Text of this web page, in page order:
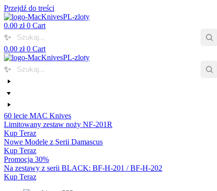
Przejdź do treści
0.00 zł 0 Cart
✨
0.00 zł 0 Cart
✨
60 lecie MAC Knives
Limitowany zestaw noży NF-201R
Kup Teraz
Nowe Modele z Serii Damascus
Kup Teraz
Promocja 30%
Na zestawy z serii BLACK: BF-H-201 / BF-H-202
Kup Teraz